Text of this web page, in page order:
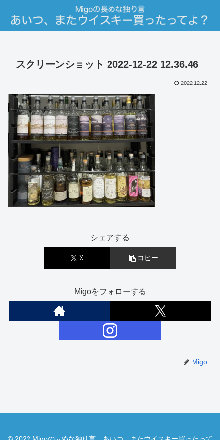
スクリーンショット 2022-12-22 12.36.46
2022.12.22
シェアする
X コピー
Migoをフォローする
Migo
© 2022 Migoの長めな独り言 あいつ、またウイスキー買ったって